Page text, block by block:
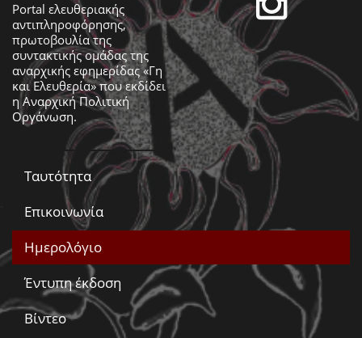
Portal ελευθεριακής
αντιπληροφόρησης,
πρωτοβουλία της
συντακτικής ομάδας της
αναρχικής εφημερίδας «Γη
και Ελευθερία» που εκδίδει
ηΑναρχική Πολιτική
Οργάνωση.
Ταυτότητα
Επικοινωνία
Ημερολόγιο
Έντυπη έκδοση
Βίντεο